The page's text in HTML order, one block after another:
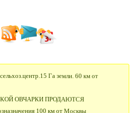
ОВЧАРКИ ПРОДАЮТСЯ